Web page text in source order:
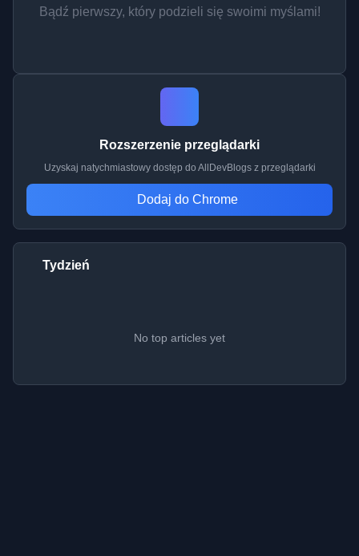
Bądź pierwszy, który podzieli się swoimi myślami!
Rozszerzenie przeglądarki
Uzyskaj natychmiastowy dostęp do AllDevBlogs z przeglądarki
Dodaj do Chrome
Tydzień
No top articles yet